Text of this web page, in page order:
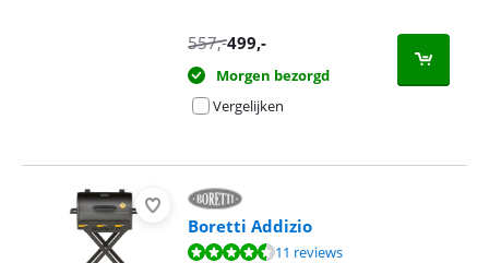
557,-499,-
Morgen bezorgd
Vergelijken
Boretti Addizio
Beoordeling is 9,3 van de 10, gebaseerd op 11 reviews.
11 reviews